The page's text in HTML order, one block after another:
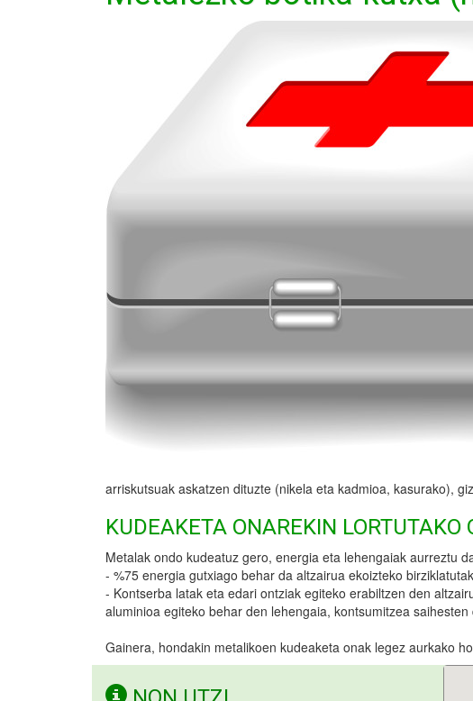
arriskutsuak askatzen dituzte (nikela eta kadmioa, kasurako),
KUDEAKETA ONAREKIN LORTUTAKO
Metalak ondo kudeatuz gero, energia eta lehengaiak aurreztu
- %75 energia gutxiago behar da altzairua ekoizteko
- Kontserba latak eta edari ontziak egiteko erabiltzen den
aluminioa egiteko behar den lehengaia, kontsumitzea saihesten
Gainera, hondakin metalikoen kudeaketa onak legez aurkako